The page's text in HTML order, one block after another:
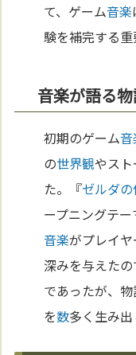
て、ゲーム音楽
験を補完する重
音楽が語る
初期のゲーム音
の世界観やス
た。『ゼルダ
ープニングテ
音楽がプレイ
深みを与えた
であったが、
を数多く生み出